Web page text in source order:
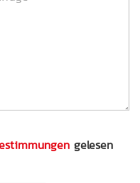
gelesen